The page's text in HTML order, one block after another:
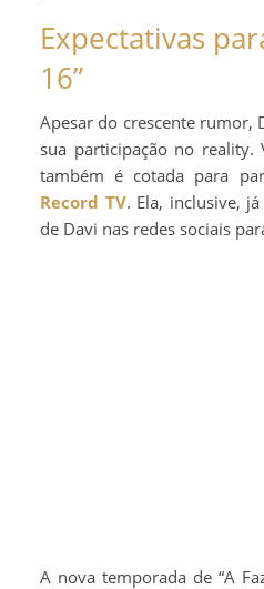
Expectativas
16”
Apesar do crescente rumor,
sua participação no reality.
também é cotada para
Record TV. Ela, inclusive,
de Davi nas redes sociais
A nova temporada de “A